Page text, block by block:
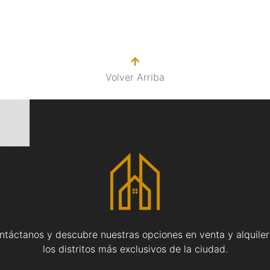
Volver Arriba
y descubre nuestras opciones en venta y
los distritos más exclusivos de la ciudad.